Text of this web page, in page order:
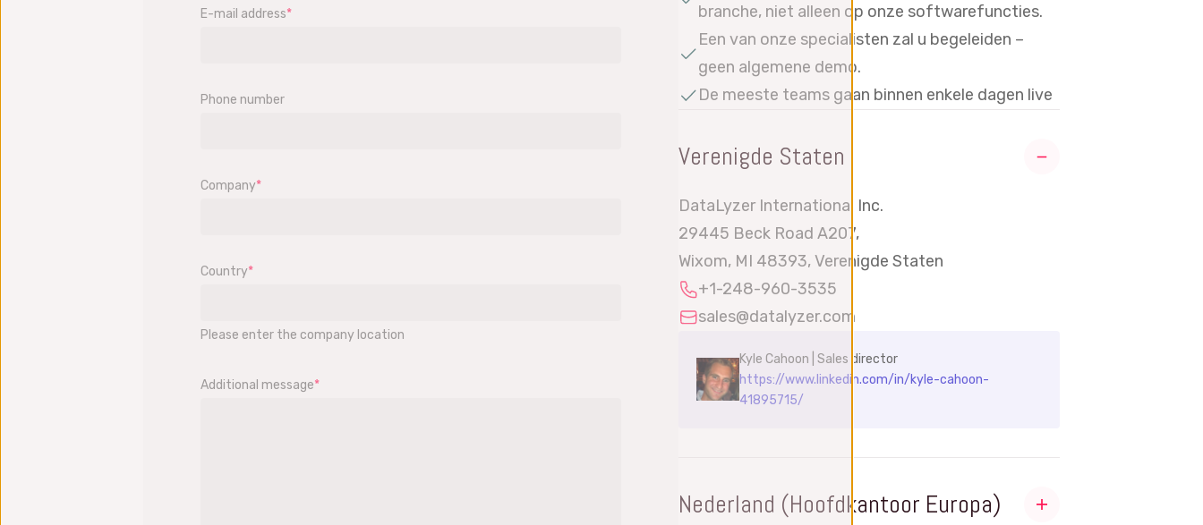
E-mail address*
Phone number
Company*
Country*
Please enter the company location
Additional message*
branche, niet alleen op onze softwarefuncties.
Een van onze specialisten zal u begeleiden –
geen algemene demo.
De meeste teams gaan binnen enkele dagen live
Verenigde Staten
DataLyzer International Inc.
29445 Beck Road A207,
Wixom, MI 48393, Verenigde Staten
+1-248-960-3535
sales@datalyzer.com
Kyle Cahoon | Sales director
https://www.linkedin.com/in/kyle-cahoon-
41895715/
Nederland (Hoofdkantoor Europa)